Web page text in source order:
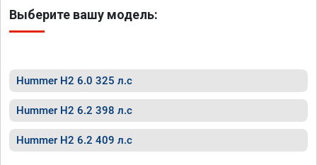
Выберите вашу модель:
Hummer H2 6.0 325 л.с
Hummer H2 6.2 398 л.с
Hummer H2 6.2 409 л.с